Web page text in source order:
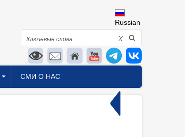
Russian
Поиск X
СМИ О НАС